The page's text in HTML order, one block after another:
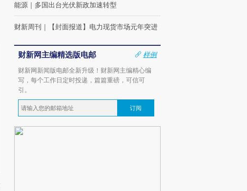
能源 ｜ 多国出台光伏新政加速转型
财新周刊 ｜ 【封面报道】电力现货市场元年突进
财新网主编精选版电邮
样例
财新网新闻版电邮全新升级！财新网主编精心编
写，每个工作日定时投递，篇篇重磅，可信可
引。
订阅